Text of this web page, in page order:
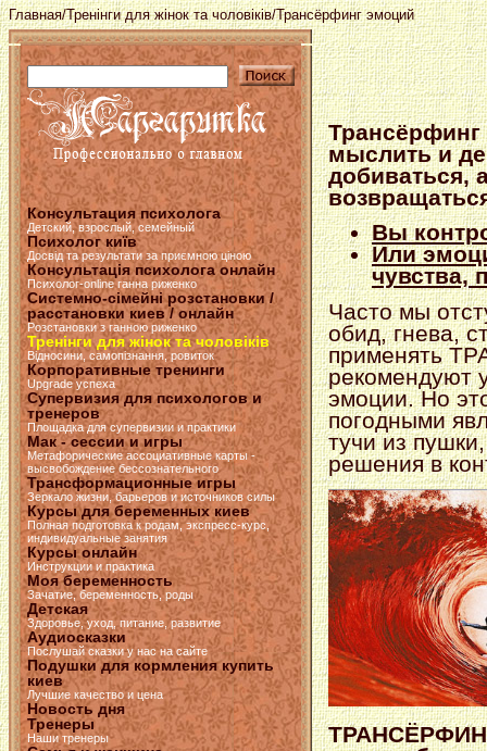
Главная/Тренінги для жінок та чоловіків/Трансёрфинг эмоций
Консультация психолога
Детский, взрослый, семейный
Психолог київ
Досвід та результати за приємною ціною
Консультація психолога онлайн
Психолог-online ганна риженко
Системно-сімейні розстановки /
расстановки киев / онлайн
Розстановки з ганною риженко
Тренінги для жінок та чоловіків
Відносини, самопізнання, ровиток
Корпоративные тренинги
Upgrade успеха
Супервизия для психологов и
тренеров
Площадка для супервизии и практики
Мак - сессии и игры
Метафорические ассоциативные карты -
высвобождение бессознательного
Трансформационные игры
Зеркало жизни, барьеров и источников силы
Курсы для беременных киев
Полная подготовка к родам, экспресс-курс,
индивидуальные занятия
Курсы онлайн
Инструкции и практика
Моя беременность
Зачатие, беременность, роды
Детская
Здоровье, уход, питание, развитие
Аудиосказки
Послушай сказки у нас на сайте
Подушки для кормления купить
киев
Лучшие качество и цена
Новость дня
Тренеры
Наши тренеры
мыслить и
добиваться,
Вы
Или
чувства,
Часто мы
обид, гнева,
применять
рекомендуют
эмоции. Но
погодными
тучи из
решения в